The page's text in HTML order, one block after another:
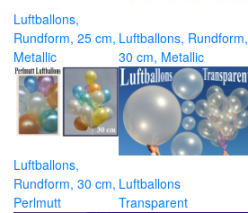
Luftballons,
Rundform, 25 cm,
Metallic
Luftballons, Rundform,
30 cm, Metallic
Luftballons,
Rundform, 30 cm,
Perlmutt
Luftballons
Transparent